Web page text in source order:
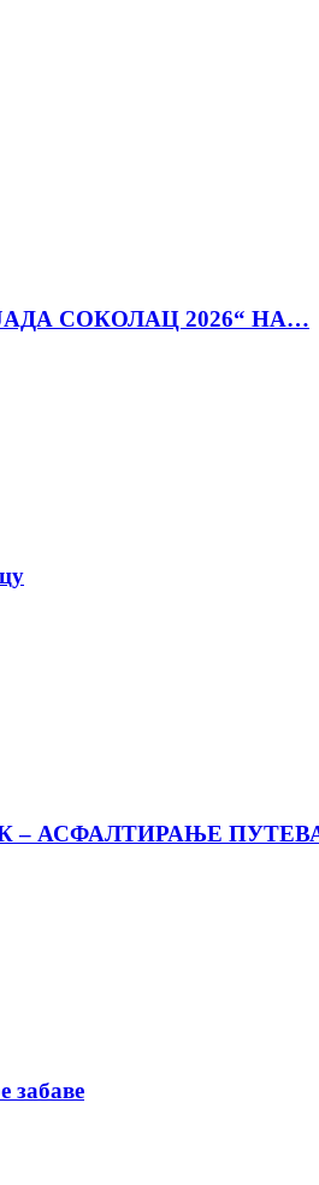
СОКОЛАЦ 2026“ НА…
АСФАЛТИРАЊЕ
забаве